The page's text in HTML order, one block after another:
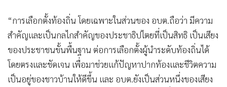
“การเลือกตั้งท้องถิ่น โดยเฉพาะในส่วนของ อบต.ถือว่า มีความ
สำคัญและเป็นกลไกสำคัญของประชาธิปไตยที่เป็นสิทธิ เป็นเสียง
ของประชาชนขั้นพื้นฐาน ต่อการเลือกตั้งผู้นำระดับท้องถิ่นได้
โดยตรงและชัดเจน เพื่อมาช่วยแก้ปัญหาปากท้องและชีวิตความ
เป็นอยู่ของชาวบ้านให้ดีขึ้น และ อบต.ยังเป็นส่วนหนึ่งของเสียง